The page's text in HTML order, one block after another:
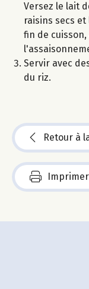
Versez le lait
raisins secs
fin de
Servir avec
du riz.
Retour à